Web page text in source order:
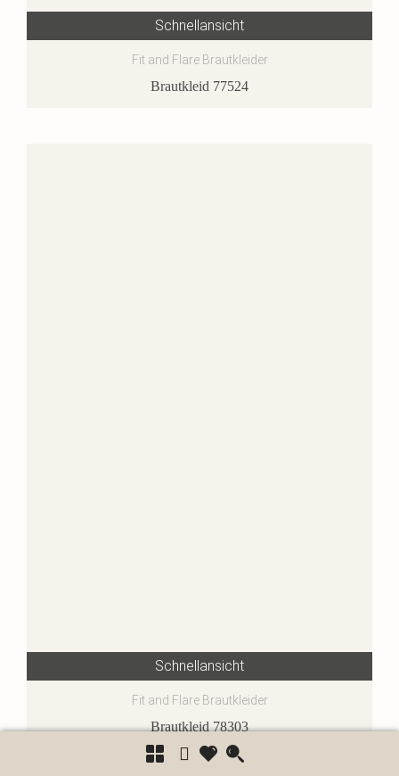
Schnellansicht
Fit and Flare Brautkleider
Brautkleid 77524
Schnellansicht
Fit and Flare Brautkleider
Brautkleid 78303